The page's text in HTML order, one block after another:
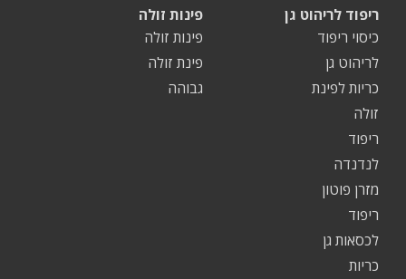
פינות זולה
פינות זולה
פינת זולה
גבוהה
ריפוד לריהוט גן
כיסוי ריפוד
לריהוט גן
כריות לפינת
זולה
ריפוד
לנדנדה
מזרן פוטון
ריפוד
לכסאות גן
כריות